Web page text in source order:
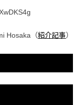
Hosaka（紹介記事）